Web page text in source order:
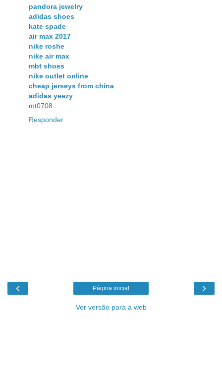
pandora jewelry
adidas shoes
kate spade
air max 2017
nike roshe
nike air max
mbt shoes
nike outlet online
cheap jerseys from china
adidas yeezy
mt0708
Responder
‹ ›
Página inicial
Ver versão para a web